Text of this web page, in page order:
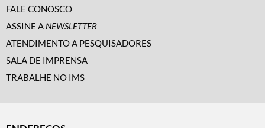
FALE CONOSCO
ASSINE A NEWSLETTER
ATENDIMENTO A PESQUISADORES
SALA DE IMPRENSA
TRABALHE NO IMS